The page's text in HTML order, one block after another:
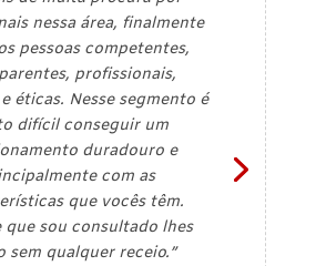
nessa área, finalmente
pessoas competentes,
profissionais,
éticas. Nesse segmento é
difícil conseguir um
duradouro e
com as
que vocês têm.
que sou consultado lhes
sem qualquer receio.”